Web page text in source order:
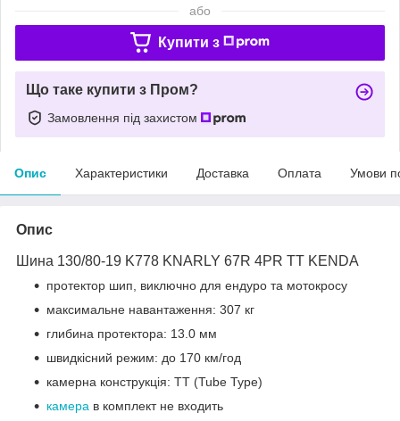
або
Купити з
Що таке купити з Пром?
Замовлення під захистом
Опис Характеристики Доставка Оплата Умови
Опис
Шина 130/80-19 K778 KNARLY 67R 4PR TT KENDA
протектор шип, виключно для ендуро та мотокросу
максимальне навантаження: 307 кг
глибина протектора: 13.0 мм
швидкісний режим: до 170 км/год
камерна конструкція: TT (Tube Type)
камера в комплект не входить